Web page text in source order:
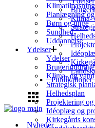
Klima-
Publikationer
Nyheder
Klimatilpasning
Planlægning
Børn og unge
Sundhed
Uddannelse
Ydelser
Ydelser
Klima- og
Strategisk
Helhedsplan
Projektering
Idéoplæg og
Kirkegårds